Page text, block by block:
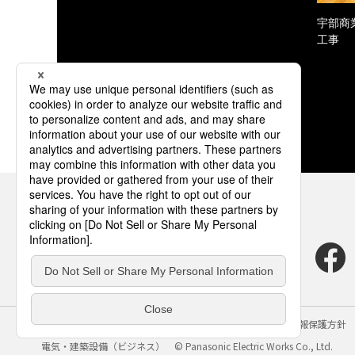
宇部商
工事
サイトのご利用にあたって クッキーポリシー
個人情報保護方針
電気・建築設備（ビジネス）
© Panasonic Electric Works Co., Ltd.